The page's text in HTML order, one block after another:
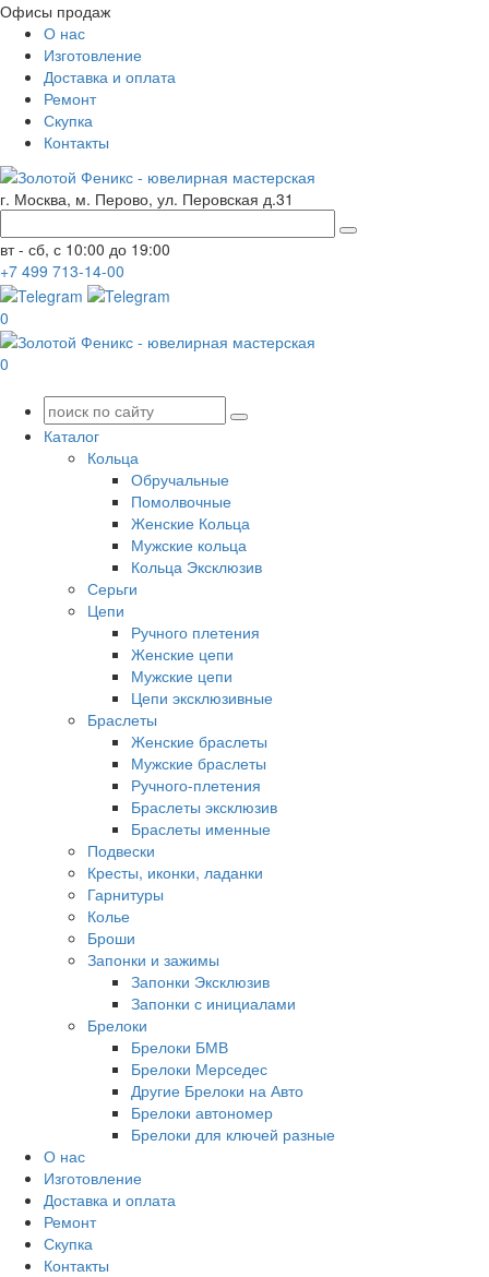
Офисы продаж
О нас
Изготовление
Доставка и оплата
Ремонт
Скупка
Контакты
г. Москва, м. Перово, ул. Перовская д.31
вт - сб, с 10:00 до 19:00
+7 499 713-14-00
0
0
Каталог
Кольца
Обручальные
Помолвочные
Женские Кольца
Мужские кольца
Кольца Эксклюзив
Серьги
Цепи
Ручного плетения
Женские цепи
Мужские цепи
Цепи эксклюзивные
Браслеты
Женские браслеты
Мужские браслеты
Ручного-плетения
Браслеты эксклюзив
Браслеты именные
Подвески
Кресты, иконки, ладанки
Гарнитуры
Колье
Броши
Запонки и зажимы
Запонки Эксклюзив
Запонки с инициалами
Брелоки
Брелоки БМВ
Брелоки Мерседес
Другие Брелоки на Авто
Брелоки автономер
Брелоки для ключей разные
О нас
Изготовление
Доставка и оплата
Ремонт
Скупка
Контакты